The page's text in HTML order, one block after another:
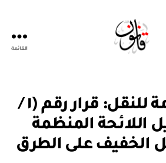
القائمة
الهيئة العامة للنقل: قرار رقم (١ /
اللائحة المنظمة
الخفيف على الطرق
بو
ا
س